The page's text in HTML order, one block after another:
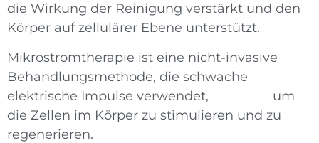
die Wirkung der Reinigung verstärkt und den
Körper auf zellulärer Ebene unterstützt.
Mikrostromtherapie ist eine nicht-invasive
Behandlungsmethode, die schwache
elektrische Impulse verwendet, um
die Zellen im Körper zu stimulieren und zu
regenerieren.